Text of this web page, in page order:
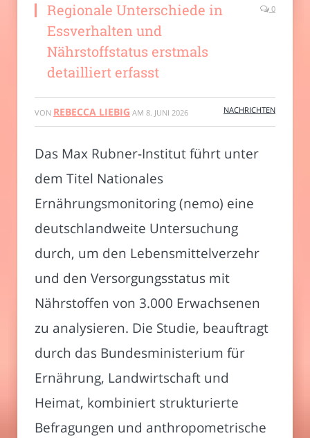
Regionale Unterschiede in
Essverhalten und
Nährstoffstatus erstmals
detailliert erfasst
0
VON REBECCA LIEBIG AM 8. JUNI 2026 NACHRICHTEN
Das Max Rubner-Institut führt unter
dem Titel Nationales
Ernährungsmonitoring (nemo) eine
deutschlandweite Untersuchung
durch, um den Lebensmittelverzehr
und den Versorgungsstatus mit
Nährstoffen von 3.000 Erwachsenen
zu analysieren. Die Studie, beauftragt
durch das Bundesministerium für
Ernährung, Landwirtschaft und
Heimat, kombiniert strukturierte
Befragungen und anthropometrische